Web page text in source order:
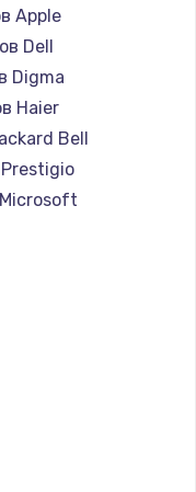
Apple
Dell
Digma
Haier
Bell
Aorus
Getac
Epson
Philips
LG